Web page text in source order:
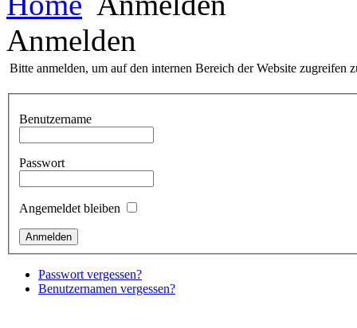
Anmelden
Bitte anmelden, um auf den internen Bereich der Website zugreifen
Benutzername
Passwort
Angemeldet bleiben
Passwort vergessen?
Benutzernamen vergessen?